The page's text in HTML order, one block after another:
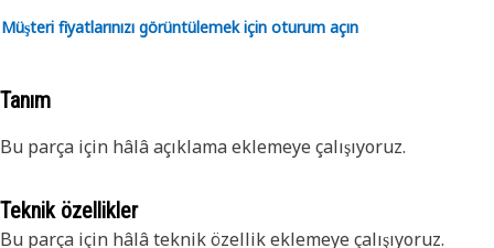
Müşteri fiyatlarınızı görüntülemek için oturum açın
Tanım
Bu parça için hâlâ açıklama eklemeye çalışıyoruz.
Teknik özellikler
Bu parça için hâlâ teknik özellik eklemeye çalışıyoruz.